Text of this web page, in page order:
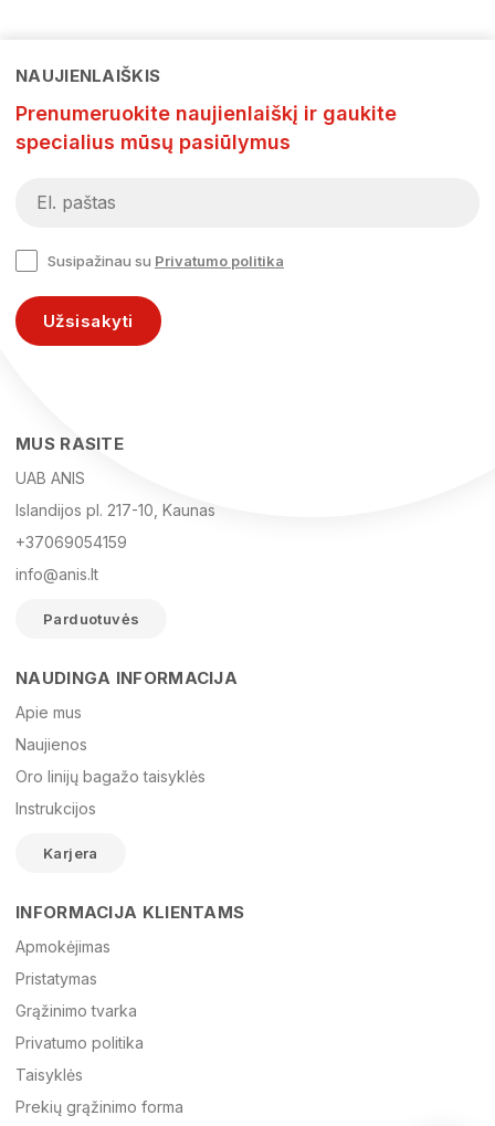
El. paštas
Žinutė
NAUJIENLAIŠKIS
Prenumeruokite naujienlaiškį ir gaukite
specialius mūsų pasiūlymus
Susipažinau su Privatumo politika
Užsisakyti
MUS RASITE
UAB ANIS
Islandijos pl. 217-10, Kaunas
+37069054159
info@anis.lt
Parduotuvės
NAUDINGA INFORMACIJA
Apie mus
Naujienos
Oro linijų bagažo taisyklės
Instrukcijos
Karjera
INFORMACIJA KLIENTAMS
Apmokėjimas
Pristatymas
Grąžinimo tvarka
Privatumo politika
Taisyklės
Prekių grąžinimo forma